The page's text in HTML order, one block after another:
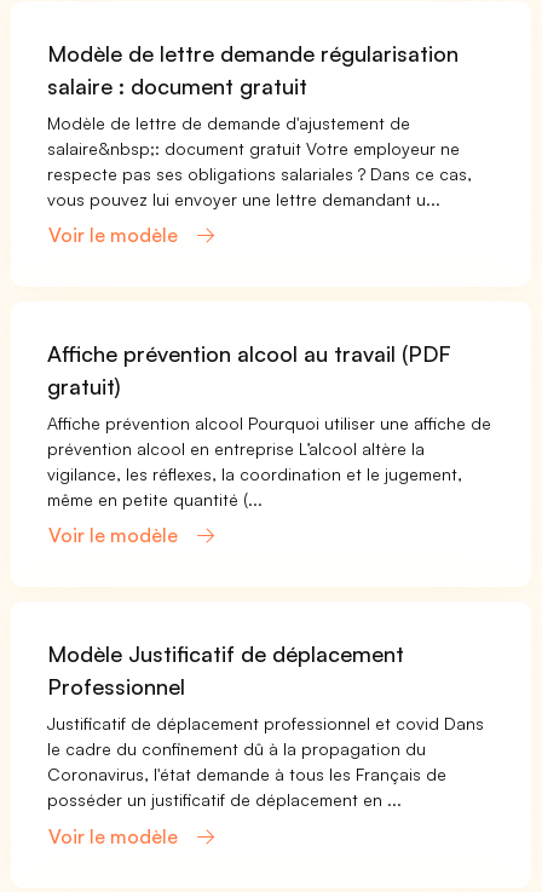
Modèle de lettre demande régularisation
salaire : document gratuit
Modèle de lettre de demande d'ajustement de
salaire&nbsp;: document gratuit Votre employeur ne
respecte pas ses obligations salariales ? Dans ce cas,
vous pouvez lui envoyer une lettre demandant u...
Voir le modèle
Affiche prévention alcool au travail (PDF
gratuit)
Affiche prévention alcool Pourquoi utiliser une affiche de
prévention alcool en entreprise L’alcool altère la
vigilance, les réflexes, la coordination et le jugement,
même en petite quantité (...
Voir le modèle
Modèle Justificatif de déplacement
Professionnel
Justificatif de déplacement professionnel et covid Dans
le cadre du confinement dû à la propagation du
Coronavirus, l'état demande à tous les Français de
posséder un justificatif de déplacement en ...
Voir le modèle